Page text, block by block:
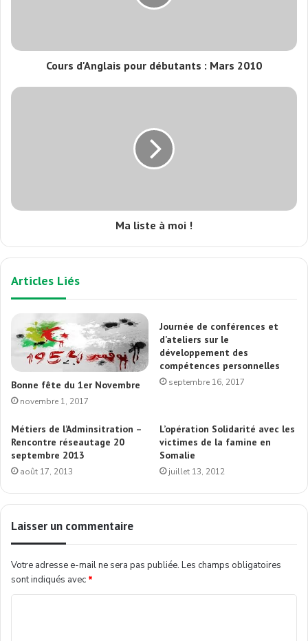
Cours d'Anglais pour débutants : Mars 2010
Ma liste à moi !
Articles Liés
Bonne fête du 1er Novembre
novembre 1, 2017
Journée de conférences et
d’ateliers sur le
développement des
compétences personnelles
septembre 16, 2017
Métiers de l’Adminsitration –
Rencontre réseautage 20
septembre 2013
août 17, 2013
L’opération Solidarité avec les
victimes de la famine en
Somalie
juillet 13, 2012
Laisser un commentaire
Votre adresse e-mail ne sera pas publiée. Les champs obligatoires
sont indiqués avec *